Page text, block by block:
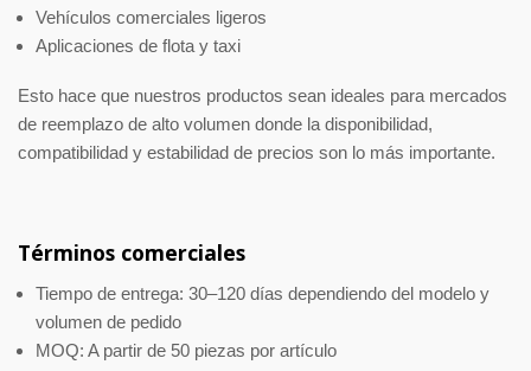
Vehículos comerciales ligeros
Aplicaciones de flota y taxi
Esto hace que nuestros productos sean ideales para mercados
de reemplazo de alto volumen donde la disponibilidad,
compatibilidad y estabilidad de precios son lo más importante.
Términos comerciales
Tiempo de entrega: 30–120 días dependiendo del modelo y
volumen de pedido
MOQ: A partir de 50 piezas por artículo